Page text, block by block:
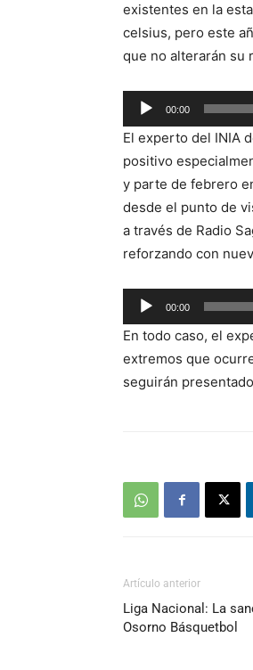
existentes en la
celsius, pero este
que no alterarán su
Reproductor
de
audio
00:00
El experto del INIA
positivo
y parte de febrero
desde el punto de
a través de Radio
reforzando con
Reproductor
de
audio
00:00
En todo caso, el
extremos que
seguirán
Artículo anterior
Liga Nacional: La
Osorno Básquetbol